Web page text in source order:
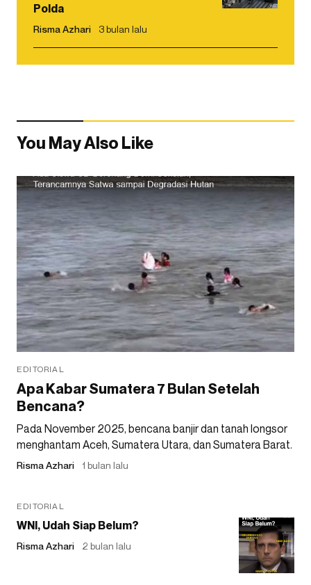
Polda
Risma Azhari 3 bulan lalu
You May Also Like
EDITORIAL
Apa Kabar Sumatera 7 Bulan Setelah
Bencana?
Pada November 2025, bencana banjir dan tanah longsor
menghantam Aceh, Sumatera Utara, dan Sumatera Barat.
Risma Azhari 1 bulan lalu
EDITORIAL
WNI, Udah Siap Belum?
Risma Azhari 2 bulan lalu